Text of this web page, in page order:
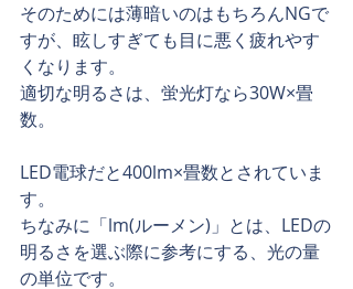
そのためには薄暗いのはもちろんNGで
すが、眩しすぎても目に悪く疲れやす
くなります。
適切な明るさは、蛍光灯なら30W×畳
数。
LED電球だと400lm×畳数とされていま
す。
ちなみに「lm(ルーメン)」とは、LEDの
明るさを選ぶ際に参考にする、光の量
の単位です。